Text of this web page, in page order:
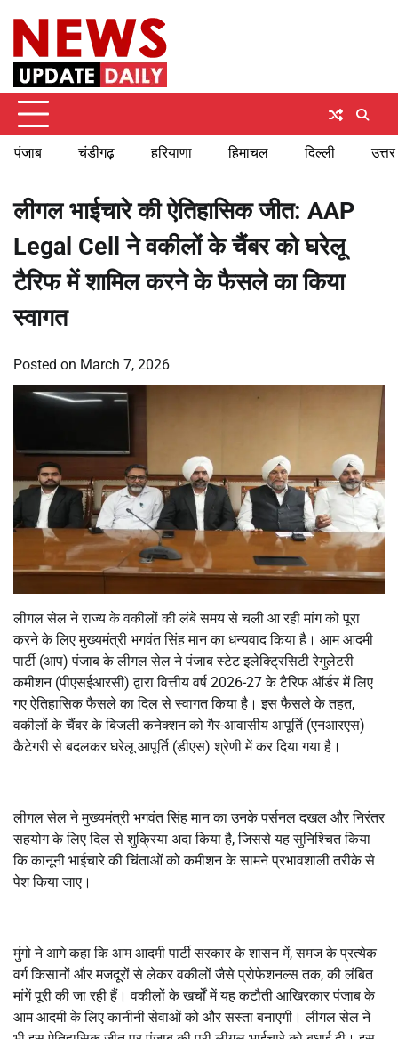
content
पंजाब चंडीगढ़ हरियाणा हिमाचल दिल्ली
लीगल भाईचारे की ऐतिहासिक जीत: AAP
Legal Cell ने वकीलों के चैंबर को घरेलू
टैरिफ में शामिल करने के फैसले का किया
स्वागत
Posted on March 7, 2026
लीगल सेल ने राज्य के वकीलों की लंबे समय से चली आ रही मांग को पूरा
करने के लिए मुख्यमंत्री भगवंत सिंह मान का धन्यवाद किया है। आम आदमी
पार्टी (आप) पंजाब के लीगल सेल ने पंजाब स्टेट इलेक्ट्रिसिटी रेगुलेटरी
कमीशन (पीएसईआरसी) द्वारा वित्तीय वर्ष 2026-27 के टैरिफ ऑर्डर में लिए
गए ऐतिहासिक फैसले का दिल से स्वागत किया है। इस फैसले के तहत,
वकीलों के चैंबर के बिजली कनेक्शन को गैर-आवासीय आपूर्ति (एनआरएस)
कैटेगरी से बदलकर घरेलू आपूर्ति (डीएस) श्रेणी में कर दिया गया है।
लीगल सेल ने मुख्यमंत्री भगवंत सिंह मान का उनके पर्सनल दखल और निरंतर
सहयोग के लिए दिल से शुक्रिया अदा किया है, जिससे यह सुनिश्चित किया
कि कानूनी भाईचारे की चिंताओं को कमीशन के सामने प्रभावशाली तरीके से
पेश किया जाए।
मुंगो ने आगे कहा कि आम आदमी पार्टी सरकार के शासन में, समज के प्रत्येक
वर्ग किसानों और मजदूरों से लेकर वकीलों जैसे प्रोफेशनल्स तक, की लंबित
मांगें पूरी की जा रही हैं। वकीलों के खर्चों में यह कटौती आखिरकार पंजाब के
आम आदमी के लिए कानीनी सेवाओं को और सस्ता बनाएगी। लीगल सेल ने